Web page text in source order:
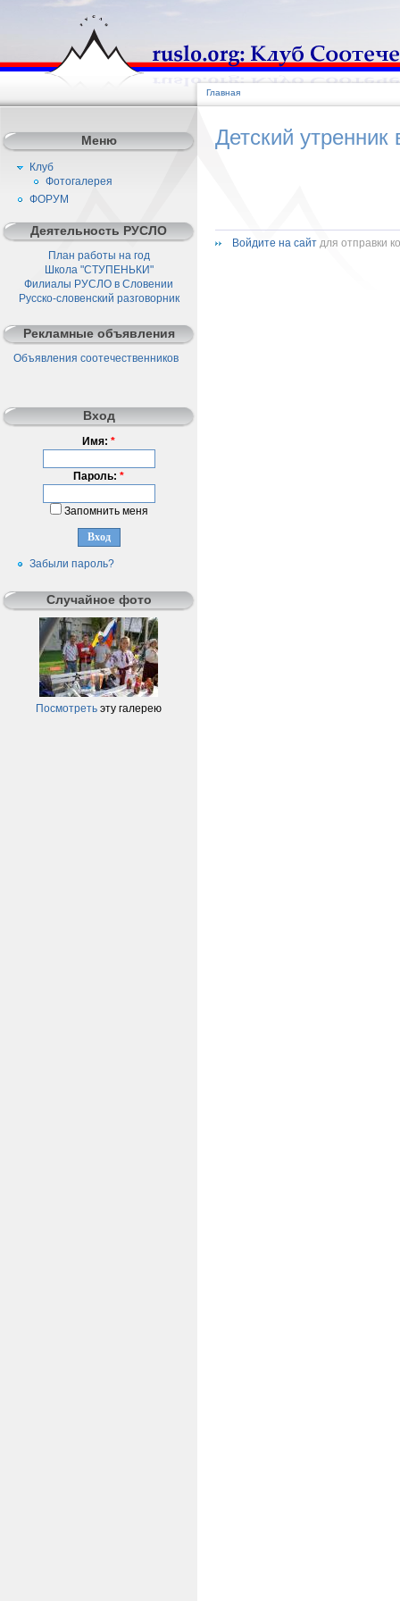
Главная
Детский
Войдите на сайт для отправки
Меню
Клуб
Фотогалерея
ФОРУМ
Деятельность РУСЛО
План работы на год
Школа "СТУПЕНЬКИ"
Филиалы РУСЛО в Словении
Русско-словенский разговорник
Рекламные объявления
Объявления соотечественников
Вход
Имя: *
Пароль: *
Запомнить меня
Забыли пароль?
Случайное фото
Посмотреть эту галерею